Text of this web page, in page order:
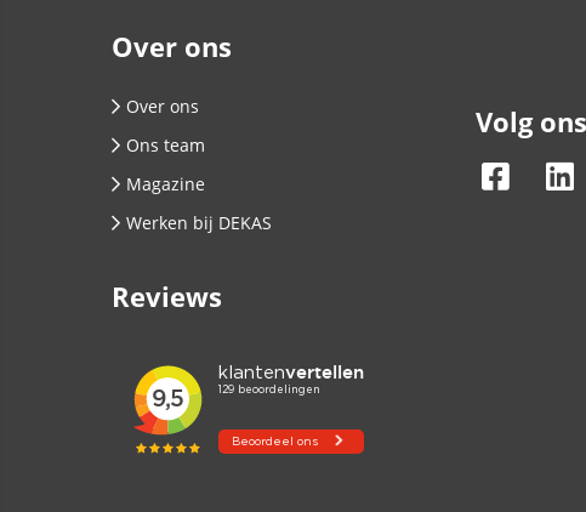
Over ons
Over ons
Ons team
Magazine
Werken bij DEKAS
Reviews
Volg ons